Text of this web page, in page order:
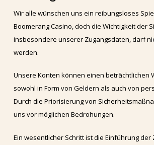
Wir alle wünschen uns ein reibungsloses
Boomerang Casino, doch die Wichtigkeit der
insbesondere unserer Zugangsdaten, darf
werden.
Unsere Konten können einen beträchtlichen
sowohl in Form von Geldern als auch von
Durch die Priorisierung von
uns vor möglichen Bedrohungen.
Ein wesentlicher Schritt ist die Einführung der